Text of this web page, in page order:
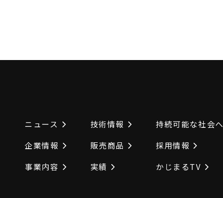
ニュース
企業情報
事業内容
技術情報
販売商品
実績
持続可能な社会へ
採用情報
かじまるTV